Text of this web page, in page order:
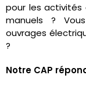
pour les
manuels ?
ouvrages
?
Notre CAP